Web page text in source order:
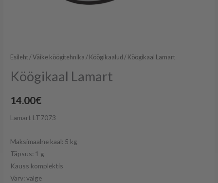
Esileht /Väike köögitehnika / Köögikaalud / Köögikaal Lamart
Köögikaal Lamart
14.00€
Lamart LT7073
Maksimaalne kaal: 5 kg
Täpsus: 1 g
Kauss komplektis
Värv: valge